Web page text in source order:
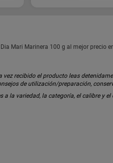
Mari Marinera 100 g al mejor precio
vez recibido el producto leas
de utilización/preparación,
a la variedad, la categoría, el calibre y